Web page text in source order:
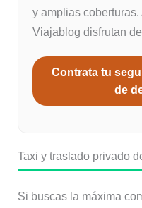
y amplias
Viajablog disfrutan
Contrata tu
de
Taxi y traslado privado
Si buscas la máxima